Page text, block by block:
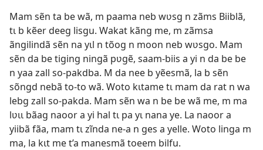
Mam sẽn ta be wã, m paama neb wʋsg n zãms Biiblã,
tɩ b kẽer deeg lisgu. Wakat kãng me, m zãmsa
ãngilindã sẽn na yɩl n tõog n moon neb wʋsgo. Mam
sẽn da be tiging ningã pʋgẽ, saam-biis a yi n da be be
n yaa zall so-pakdba. M da nee b yẽesmã, la b sẽn
sõngd nebã to-to wã. Woto kɩtame tɩ mam da rat n wa
lebg zall so-pakda. Mam sẽn wa n be be wã me, m ma
lʋɩɩ bãag naoor a yi hal tɩ pa yɩ nana ye. La naoor a
yiibã fãa, mam tɩ zĩnda ne-a n ges a yelle. Woto linga m
ma, la kɩt me t’a manesmã toeem bilfu.